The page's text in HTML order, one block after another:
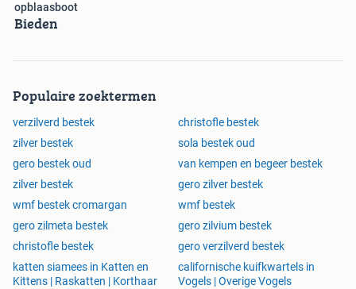
opblaasboot
Bieden
Populaire zoektermen
verzilverd bestek
christofle bestek
zilver bestek
sola bestek oud
gero bestek oud
van kempen en begeer bestek
zilver bestek
gero zilver bestek
wmf bestek cromargan
wmf bestek
gero zilmeta bestek
gero zilvium bestek
christofle bestek
gero verzilverd bestek
katten siamees in Katten en
Kittens | Raskatten | Korthaar
californische kuifkwartels in
Vogels | Overige Vogels